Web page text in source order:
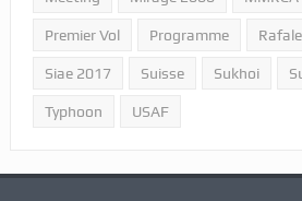
Premier Vol Programme Rafale
Siae 2017 Suisse Sukhoi
Typhoon USAF